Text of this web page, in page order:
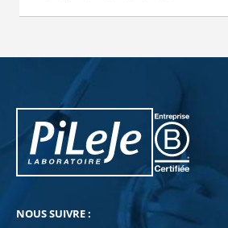
PiLeJe : informations
NOUS SUIVRE :